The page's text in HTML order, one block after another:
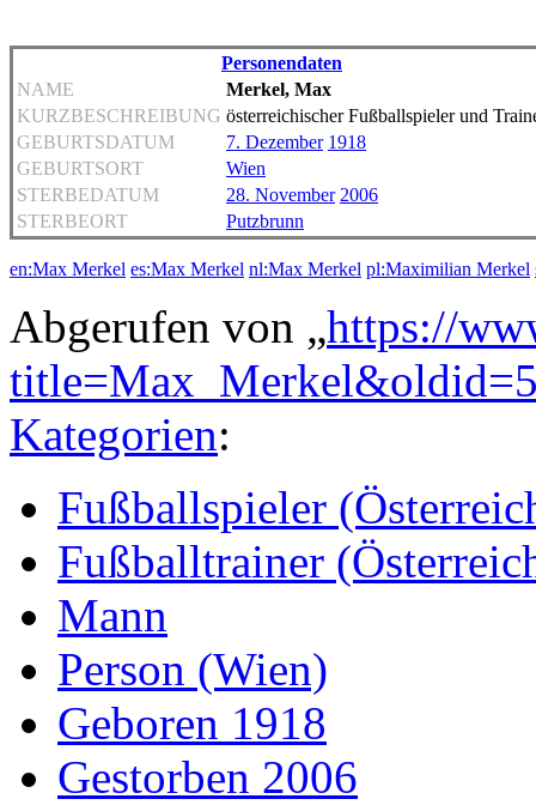
Personendaten
NAME
Merkel, Max
KURZBESCHREIBUNG österreichischer Fußballspieler und
GEBURTSDATUM
7. Dezember 1918
GEBURTSORT
Wien
STERBEDATUM
28. November 2006
STERBEORT
Putzbrunn
en:Max Merkel es:Max Merkel nl:Max Merkel pl:Maximilian Merkel
Abgerufen von „https://
Kategorien:
Fußballspieler
Fußballtrainer
Mann
Person (Wien)
Geboren 1918
Gestorben 2006